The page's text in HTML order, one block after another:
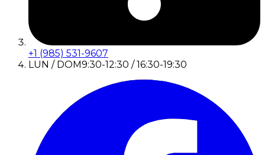
+1 (985) 531-9607
LUN / DOM9:30-12:30 / 16:30-19:30